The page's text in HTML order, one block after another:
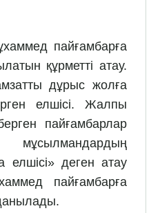
пайғамбарға
құрметті атау.
дұрыс жолға
елшісі. Жалпы
пайғамбарлар
елшісі» деген атау
пайғамбарға